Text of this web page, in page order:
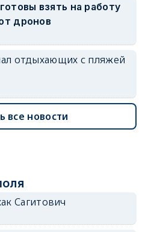
взять на работу
дронов
отдыхающих с пляжей
все новости
Сагитович